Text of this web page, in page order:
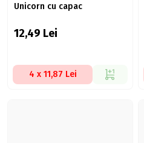
Unicorn cu capac
12,49 Lei
4 x 11,87 Lei